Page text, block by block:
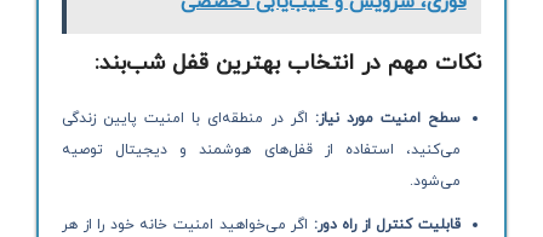
نکات مهم در انتخاب بهترین قفل شب‌بند:
سطح امنیت مورد نیاز: اگر در منطقه‌ای با امنیت پایین زندگی
می‌کنید، استفاده از قفل‌های هوشمند و دیجیتال توصیه
می‌شود.
قابلیت کنترل از راه دور: اگر می‌خواهید امنیت خانه خود را از هر